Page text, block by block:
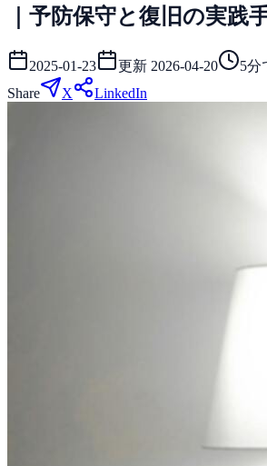
｜予防保守と復旧の実践
2025-01-23 更新 2026-04-20 5分
Share
X LinkedIn